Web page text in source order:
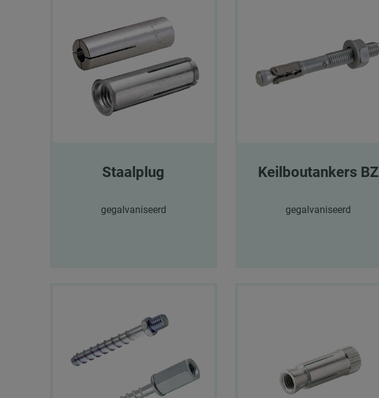
Staalplug
gegalvaniseerd
Keilboutankers BZ
gegalvaniseerd